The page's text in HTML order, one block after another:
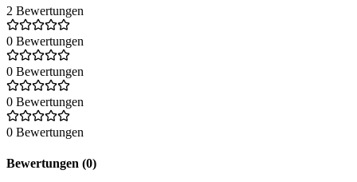
2 Bewertungen
0 Bewertungen
0 Bewertungen
0 Bewertungen
0 Bewertungen
Bewertungen (0)